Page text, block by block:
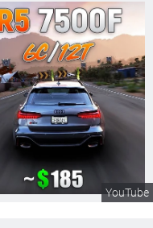
YouTube